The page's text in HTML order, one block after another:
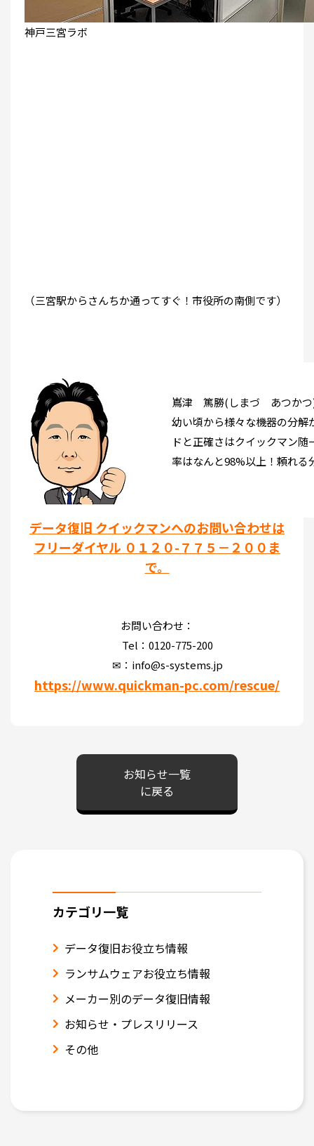
神戸三宮ラボ
（三宮駅からさんちか通ってすぐ！市役所の南側です）
嶌津 篤勝(しまづ あつか
幼い頃から様々な機器の分解
ドと正確さはクイックマン
率はなんと98%以上！頼れる
データ復旧 クイックマンへのお問い合わせは
フリーダイヤル ０１２０-７７５－２００ま
で。
お問い合わせ：
Tel：0120-775-200
✉：info@s-systems.jp
https://www.quickman-pc.com/rescue/
お知らせ一覧
に戻る
カテゴリ一覧
データ復旧お役立ち情報
ランサムウェアお役立ち情報
メーカー別のデータ復旧情報
お知らせ・プレスリリース
その他